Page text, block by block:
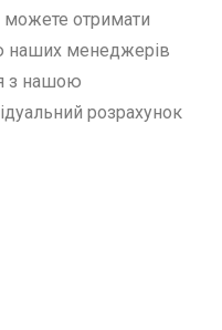
отримати
наших менеджерів
з нашою
розрахунок